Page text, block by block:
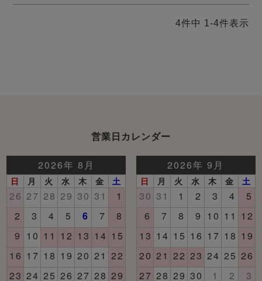
4件中 1 -4件表示
営業日カレンダー